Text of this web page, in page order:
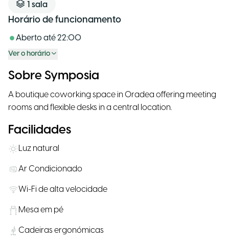
1 sala
Horário de funcionamento
Aberto até22:00
Ver o horário
Sobre Symposia
A boutique coworking space in Oradea offering meeting
rooms and flexible desks in a central location.
Facilidades
Luz natural
Ar Condicionado
Wi-Fi de alta velocidade
Mesa em pé
Cadeiras ergonómicas